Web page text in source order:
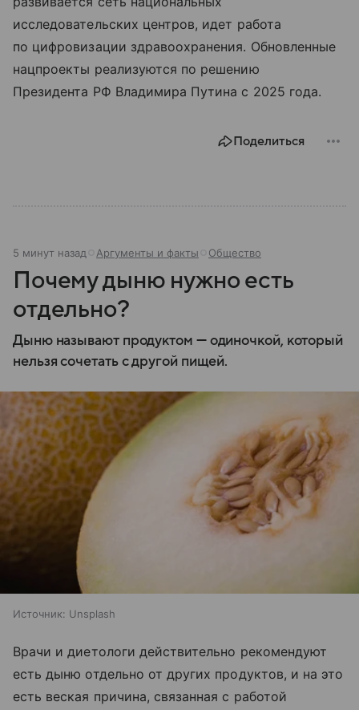
исследовательских центров, идет работа
по цифровизации здравоохранения. Обновленные
нацпроекты реализуются по решению
Президента РФ Владимира Путина с 2025 года.
Поделиться
5 минут назад Аргументы и факты Общество
Почему дыню нужно есть
отдельно?
Дыню называют продуктом — одиночкой, который
нельзя сочетать с другой пищей.
Источник: Unsplash
Врачи и диетологи действительно рекомендуют
есть дыню отдельно от других продуктов, и на это
есть веская причина, связанная с работой